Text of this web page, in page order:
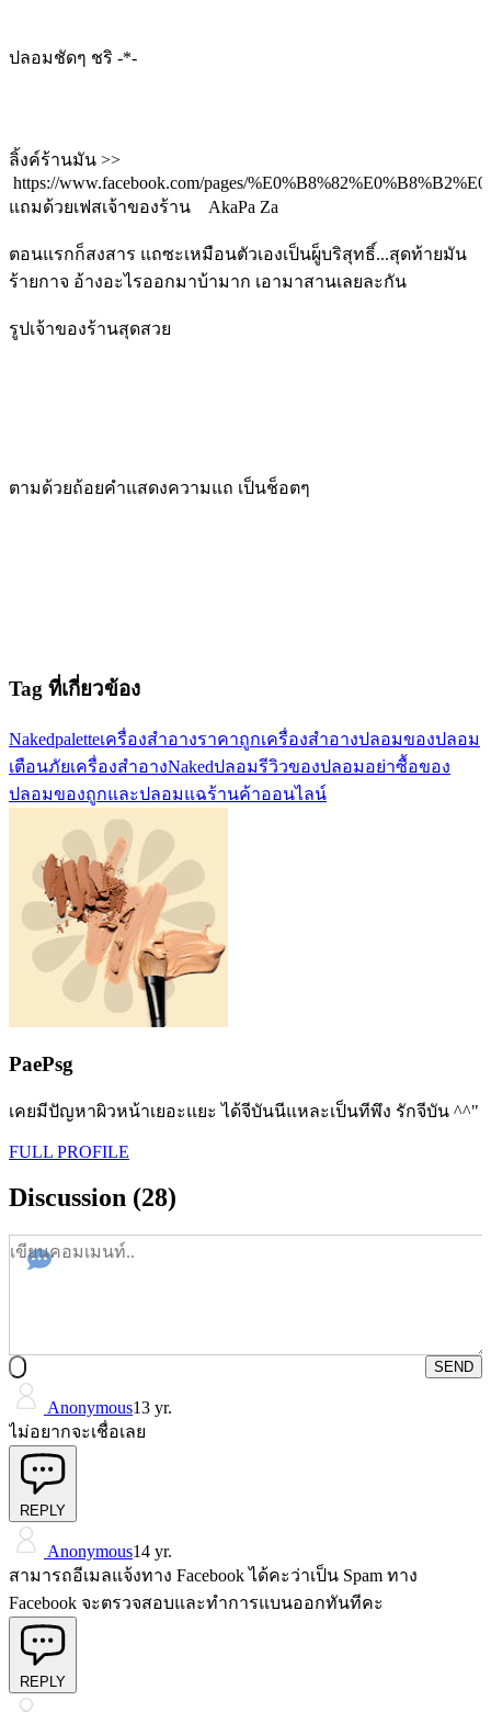
ปลอมชัดๆ ชริ -*-
ลิ้งค์ร้านมัน >>
https://www.facebook.com/pages/
แถมด้วยเฟสเจ้าของร้าน
AkaPa Za
ตอนแรกก็สงสาร แถซะเหมือนตัวเองเป็นผู็บริสุทธิ์...สุดท้ายมัน
ร้ายกาจ อ้างอะไรออกมาบ้ามาก เอามาสานเลยละกัน
รูปเจ้าของร้านสุดสวย
ตามด้วยถ้อยคำแสดงความแถ เป็นช็อตๆ
Tag ที่เกี่ยวข้อง
Nakedpaletteเครื่องสำอางราคาถูกเครื่องสำอางปลอมของปลอม
เตือนภัยเครื่องสำอางNakedปลอมรีวิวของปลอมอย่าซื้อของ
ปลอมของถูกและปลอมแฉร้านค้าออนไลน์
PaePsg
เคยมีปัญหาผิวหน้าเยอะแยะ ได้จีบันนีแหละเป็นทีพึง รักจีบัน ^^"
FULL PROFILE
Discussion (28)
SEND
Anonymous13 yr.
ไม่อยากจะเชื่อเลย
REPLY
Anonymous14 yr.
สามารถอีเมลแจ้งทาง Facebook ได้คะว่าเป็น Spam ทาง
Facebook จะตรวจสอบและทำการแบนออกทันทีคะ
REPLY